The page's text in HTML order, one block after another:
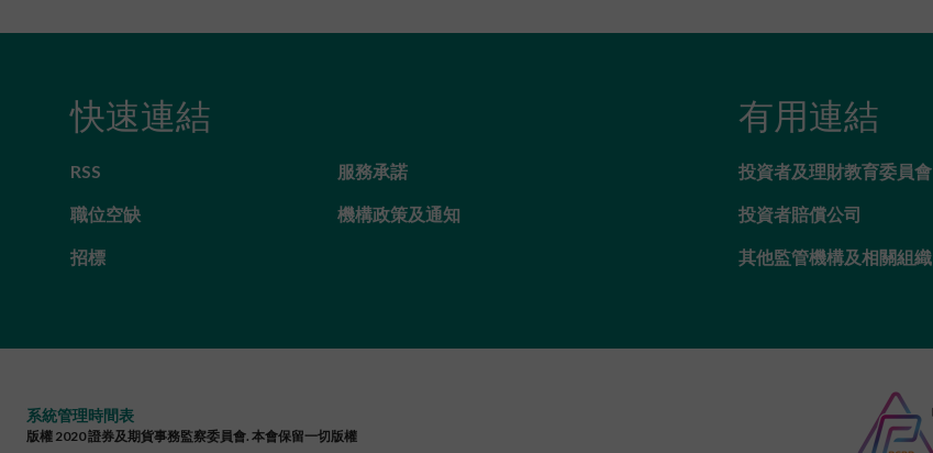
快速連結
RSS 服務承諾
職位空缺 機構政策及通知
招標
有用連結
投資者及理財教育委員會
投資者賠償公司
其他監管機構及相關組織
系統管理時間表
版權 2020 證券及期貨事務監察委員會. 本會保留一切版權